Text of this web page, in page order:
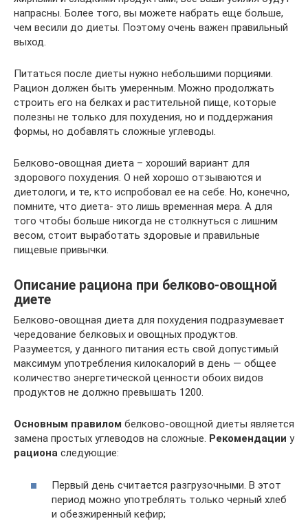
напрасны. Более того, вы можете набрать еще больше,
чем весили до диеты. Поэтому очень важен правильный
выход.
Питаться после диеты нужно небольшими порциями.
Рацион должен быть умеренным. Можно продолжать
строить его на белках и растительной пище, которые
полезны не только для похудения, но и поддержания
формы, но добавлять сложные углеводы.
Белково-овощная диета – хороший вариант для
здорового похудения. О ней хорошо отзываются и
диетологи, и те, кто испробовал ее на себе. Но, конечно,
помните, что диета- это лишь временная мера. А для
того чтобы больше никогда не столкнуться с лишним
весом, стоит выработать здоровые и правильные
пищевые привычки.
Описание рациона при белково-овощной
диете
Белково-овощная диета для похудения подразумевает
чередование белковых и овощных продуктов.
Разумеется, у данного питания есть свой допустимый
максимум употребления килокалорий в день — общее
количество энергетической ценности обоих видов
продуктов не должно превышать 1200.
Основным правилом белково-овощной диеты является
замена простых углеводов на сложные. Рекомендации у
рациона следующие:
Первый день считается разгрузочными. В этот
период можно употреблять только черный хлеб
и обезжиренный кефир;